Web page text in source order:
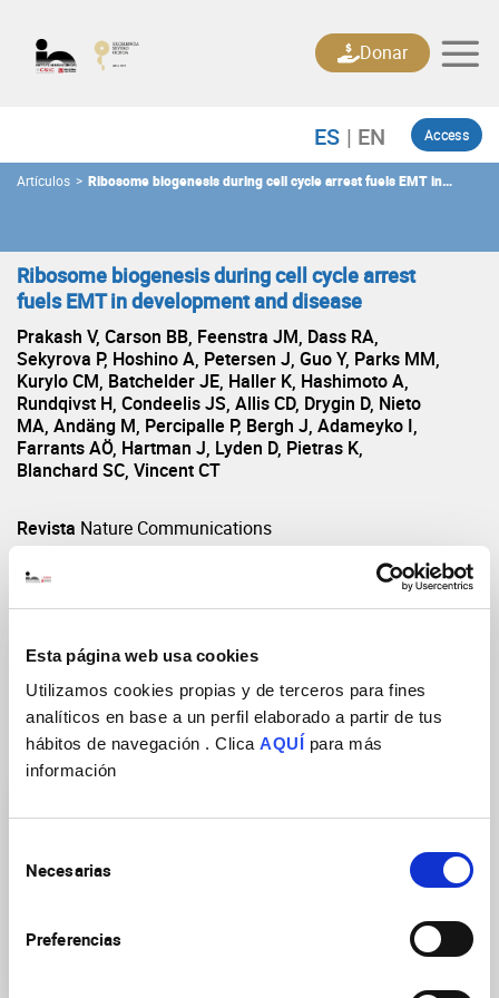
Esta página web usa cookies
Utilizamos cookies propias y de terceros para fines
analíticos en base a un perfil elaborado a partir de tus
hábitos de navegación . Clica AQUÍ para más
información
Necesarias
Preferencias
content
Access
Donar
Artículos > Ribosome biogenesis during cell cycle arrest fuels EMT in
Ribosome biogenesis during cell cycle arrest
fuels EMT in development and disease
Prakash V, Carson BB, Feenstra JM, Dass RA,
Sekyrova P, Hoshino A, Petersen J, Guo Y, Parks MM,
Kurylo CM, Batchelder JE, Haller K, Hashimoto A,
Rundqivst H, Condeelis JS, Allis CD, Drygin D, Nieto
MA, Andäng M, Percipalle P, Bergh J, Adameyko I,
Farrants AÖ, Hartman J, Lyden D, Pietras K,
Blanchard SC, Vincent CT
Revista Nature Communications
Volumen: Páginas(inicio-fin)
DOIhttps://doi.org/10.1038/s41467-019-10100-8
Grupos de Investigación
Plasticidad Celular en